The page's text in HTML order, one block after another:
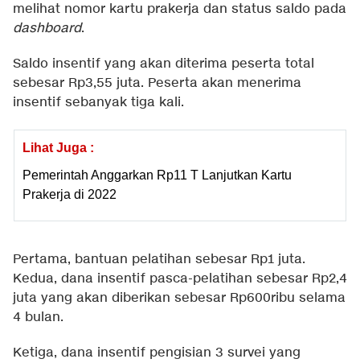
melihat nomor kartu prakerja dan status saldo pada
dashboard.
Saldo insentif yang akan diterima peserta total
sebesar Rp3,55 juta. Peserta akan menerima
insentif sebanyak tiga kali.
Lihat Juga :
Pemerintah Anggarkan Rp11 T Lanjutkan Kartu
Prakerja di 2022
Pertama, bantuan pelatihan sebesar Rp1 juta.
Kedua, dana insentif pasca-pelatihan sebesar Rp2,4
juta yang akan diberikan sebesar Rp600ribu selama
4 bulan.
Ketiga, dana insentif pengisian 3 survei yang